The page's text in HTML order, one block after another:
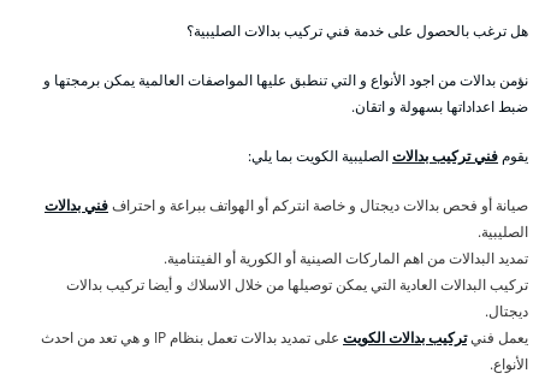
هل ترغب بالحصول على خدمة فني تركيب بدالات الصليبية؟
نؤمن بدالات من اجود الأنواع و التي تنطبق عليها المواصفات العالمية يمكن برمجتها و
ضبط اعداداتها بسهولة و اتقان.
يقوم فني تركيب بدالاتالصليبية الكويت بما يلي:
صيانة أو فحص بدالات ديجتال و خاصة انتركم أو الهواتف ببراعة و احتراففني بدالات
الصليبية.
تمديد البدالات من اهم الماركات الصينية أو الكورية أو الفيتنامية.
تركيب البدالات العادية التي يمكن توصيلها من خلال الاسلاك و أيضا تركيب بدالات
ديجتال.
يعمل فنيتركيب بدالات الكويت
على تمديد بدالات تعمل بنظام IP و هي تعد من احدث
الأنواع.